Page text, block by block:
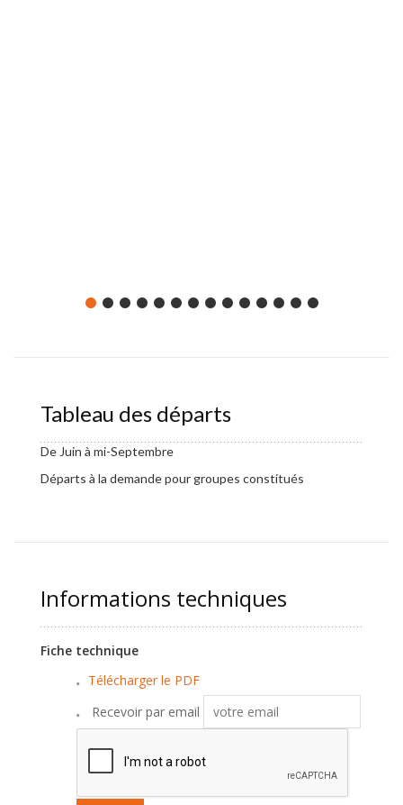
Tableau des départs
De Juin à mi-Septembre
Départs à la demande pour groupes constitués
Informations techniques
Fiche technique
Télécharger le PDF
Recevoir par email